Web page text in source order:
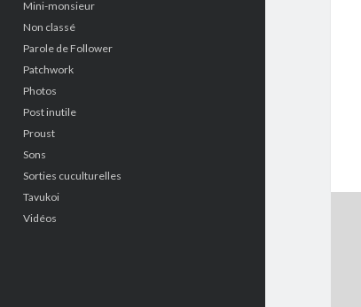
Mini-monsieur
Non classé
Parole de Follower
Patchwork
Photos
Post inutile
Proust
Sons
Sorties cuculturelles
Tavukoi
Vidéos